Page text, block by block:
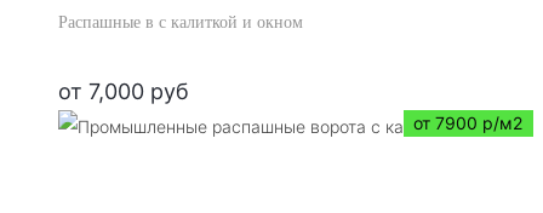
Распашные в с калиткой и окном
от 7,000 руб
от 7900 р/м2